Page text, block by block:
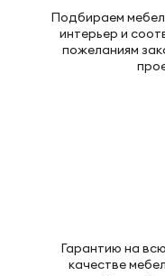
Подбираем
интерьер и
пожеланиям
Гарантию на
качестве